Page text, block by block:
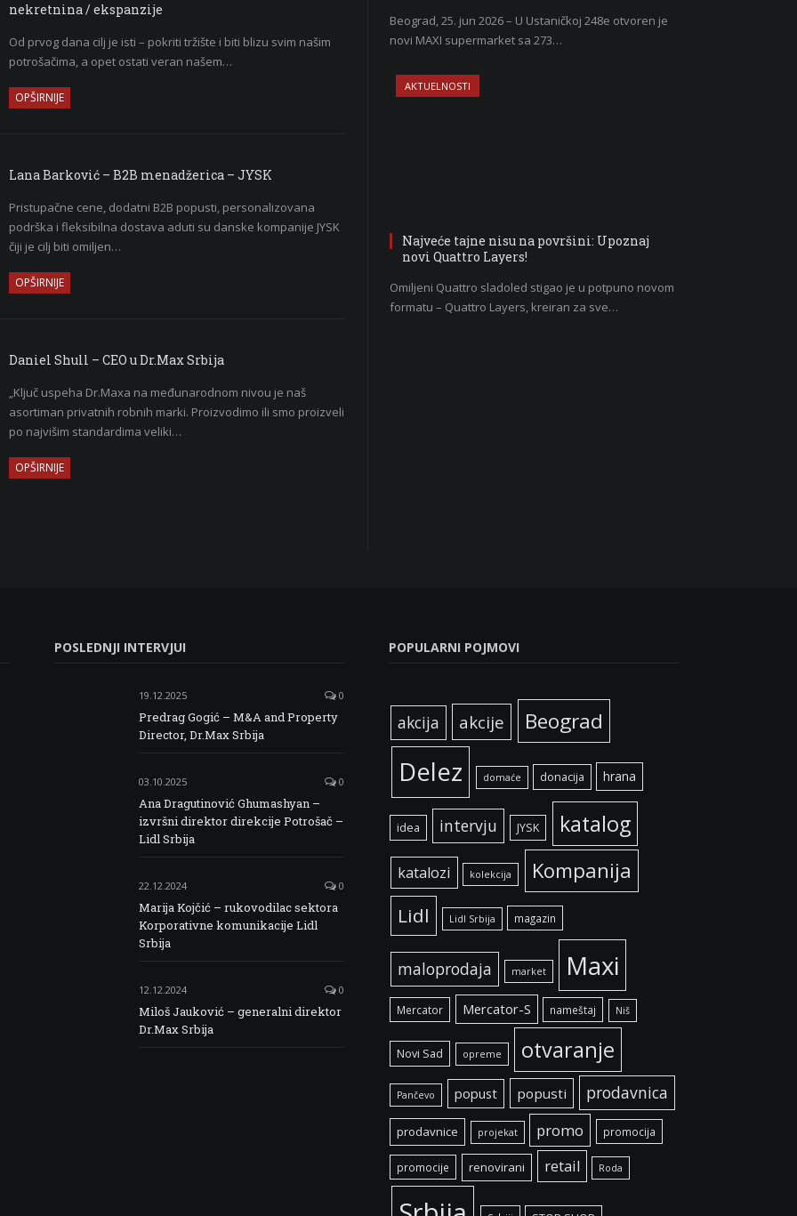
nekretnina / ekspanzije
Od prvog dana cilj je isti – pokriti tržište i biti blizu svim našim
potrošačima, a opet ostati veran našem…
OPŠIRNIJE
Lana Barković – B2B menadžerica – JYSK
Pristupačne cene, dodatni B2B popusti, personalizovana
podrška i fleksibilna dostava aduti su danske kompanije JYSK
čiji je cilj biti omiljen…
OPŠIRNIJE
Daniel Shull – CEO u Dr.Max Srbija
„Ključ uspeha Dr.Maxa na međunarodnom nivou je naš
asortiman privatnih robnih marki. Proizvodimo ili smo proizveli
po najvišim standardima veliki…
OPŠIRNIJE
Beograd, 25. jun 2026 – U Ustaničkoj 248e otvoren je
novi MAXI supermarket sa 273…
AKTUELNOSTI
Najveće tajne nisu na površini: Upoznaj
novi Quattro Layers!
Omiljeni Quattro sladoled stigao je u potpuno novom
formatu – Quattro Layers, kreiran za sve…
POSLEDNJI INTERVJUI
19.12.2025 0
Predrag Gogić – M&A and Property
Director, Dr.Max Srbija
03.10.2025 0
Ana Dragutinović Ghumashyan –
izvršni direktor direkcije Potrošač –
Lidl Srbija
22.12.2024 0
Marija Kojčić – rukovodilac sektora
Korporativne komunikacije Lidl
Srbija
12.12.2024 0
Miloš Jauković – generalni direktor
Dr.Max Srbija
POPULARNI POJMOVI
akcija akcije Beograd
Delez domaće donacija hrana
idea intervju JYSK katalog
katalozi kolekcija Kompanija
Lidl Lidl Srbija magazin
maloprodaja market Maxi
Mercator Mercator-S nameštaj Niš
Novi Sad opreme otvaranje
Pančevo popust popusti prodavnica
prodavnice projekat promo promocija
promocije renovirani retail Roda